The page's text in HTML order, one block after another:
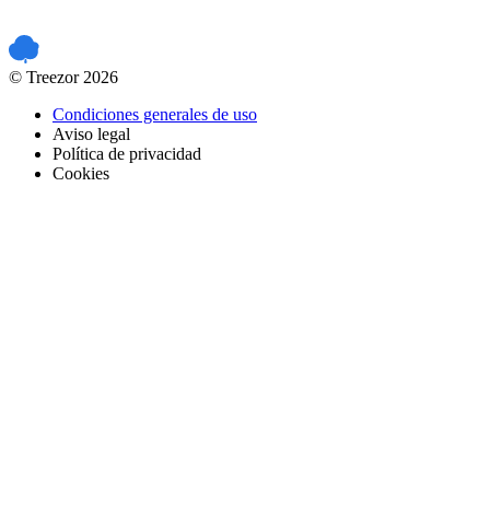
© Treezor 2026
Condiciones generales de uso
Aviso legal
Política de privacidad
Cookies